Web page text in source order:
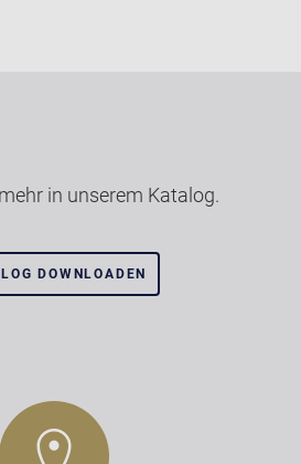
in unserem Katalog.
DOWNLOADEN